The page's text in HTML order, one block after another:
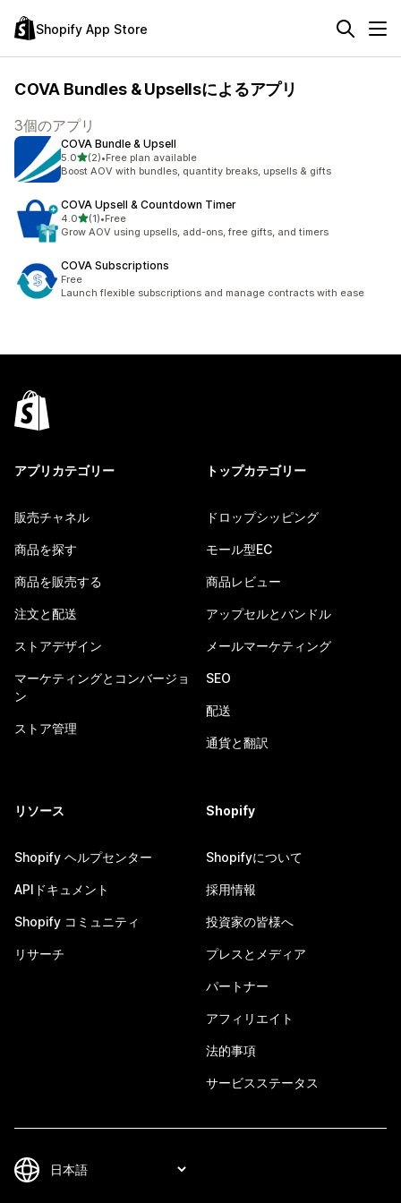
Shopify App Store
COVA Bundles & Upsellsによるアプリ
3個のアプリ
COVA Bundle & Upsell
5.05つ星中
(2)
合計レビュー数：2件
•Free plan available
Boost AOV with bundles, quantity breaks, upsells & gifts
COVA Upsell & Countdown Timer
4.05つ星中
(1)
合計レビュー数：1件
•Free
Grow AOV using upsells, add-ons, free gifts, and timers
COVA Subscriptions
Free
Launch flexible subscriptions and manage contracts with ease
アプリカテゴリー
販売チャネル
商品を探す
商品を販売する
注文と配送
ストアデザイン
マーケティングとコンバージョ
ン
ストア管理
トップカテゴリー
ドロップシッピング
モール型EC
商品レビュー
アップセルとバンドル
メールマーケティング
SEO
配送
通貨と翻訳
リソース
Shopify ヘルプセンター
APIドキュメント
Shopify コミュニティ
リサーチ
Shopify
Shopifyについて
採用情報
投資家の皆様へ
プレスとメディア
パートナー
アフィリエイト
法的事項
サービスステータス